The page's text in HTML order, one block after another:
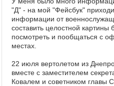
"Д" - на мой "Фейсбук"
информации от
составить целостной
посмотреть и пообщаться с
местах.
22 июля вертолетом из
вместе с заместителем
Ковалем и советником главы